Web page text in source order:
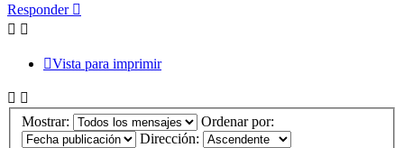
Responder
Vista para imprimir
Mostrar:
Ordenar por:
Dirección: